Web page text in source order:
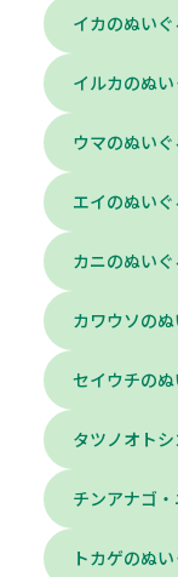
イカのぬい
イルカのぬ
ウマのぬい
エイのぬい
カニのぬい
カワウソの
セイウチの
タツノオト
チンアナゴ
トカゲのぬ